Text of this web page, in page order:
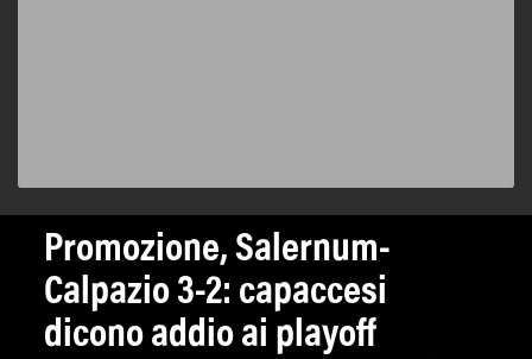
Promozione, Salernum-
Calpazio 3-2: capaccesi
dicono addio ai playoff